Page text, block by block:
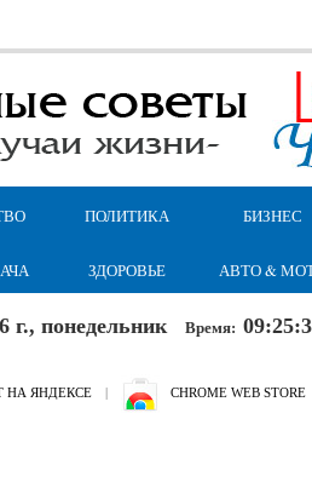
ПОЛИТИКА БИЗНЕС
ЗДОРОВЬЕ АВТО &
г., понедельник Время:
НА ЯНДЕКСЕ | CHROME WEB STORE